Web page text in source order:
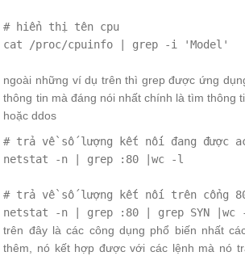
# hiển thị tên cpu
cat /proc/cpuinfo | grep -i 'Model'
ngoài những ví dụ trên thì grep được ứng
thông tin mà đáng nói nhất chính là tìm thông
hoặc ddos
# trả về số lượng kết nối đang được
netstat -n | grep :80 |wc -l
# trả về số lượng kết nối trên cổng
netstat -n | grep :80 | grep SYN |wc
trên đây là các công dụng phổ biến nhất
thêm, nó kết hợp được với các lệnh mà nó